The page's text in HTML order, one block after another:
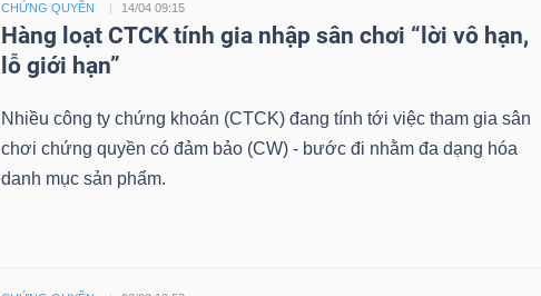
CHỨNG QUYỀN 14/04 09:15
Hàng loạt CTCK tính gia nhập sân chơi “lời vô hạn,
lỗ giới hạn”
Nhiều công ty chứng khoán (CTCK) đang tính tới việc tham gia sân
chơi chứng quyền có đảm bảo (CW) - bước đi nhằm đa dạng hóa
danh mục sản phẩm.